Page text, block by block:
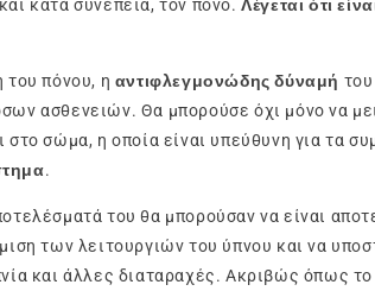
κατά συνέπεια, τον πόνο.Λέγεται ότι
του πόνου, η αντιφλεγμονώδης δύναμή
ασθενειών. Θα μπορούσε όχι μόνο να
στο σώμα, η οποία είναι υπεύθυνη για τα
.
του θα μπορούσαν να είναι
των λειτουργιών του ύπνου και να
και άλλες διαταραχές. Ακριβώς όπως το